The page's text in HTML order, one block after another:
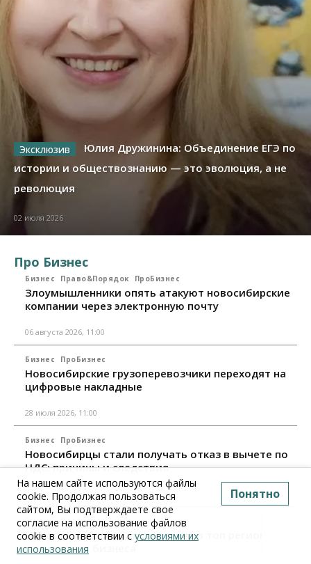
Юлия Дружинина: Объединение ЕГЭ по
истории и обществознанию — это эволюция, а не
революция
02 июля 2026
Про Бизнес
Бизнес Право&Порядок ПроБизнес
Злоумышленники опять атакуют новосибирские
компании через электронную почту
06 августа 2026, 11:00
Бизнес ПроБизнес
Новосибирские грузоперевозчики переходят на
цифровые накладные
28 июля 2026, 11:00
Бизнес ПроБизнес
Новосибирцы стали получать отказ в вычете по
НДС: причины и следствия
24 июля 2026, 10:30
Бизнес ПроБизнес
Новосибирская область вошла в топ регионов по
смертности бизнеса
На нашем сайте используются файлы
cookie. Продолжая пользоваться
сайтом, Вы подтверждаете свое
согласие на использование файлов
cookie в соответствии с условиями их
использования
Понятно